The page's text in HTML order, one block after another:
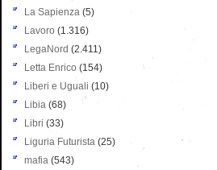
La Sapienza (5)
Lavoro (1.316)
LegaNord (2.411)
Letta Enrico (154)
Liberi e Uguali (10)
Libia (68)
Libri (33)
Liguria Futurista (25)
mafia (543)